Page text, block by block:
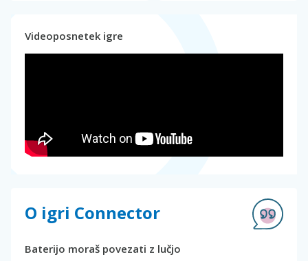
Videoposnetek igre
O igri Connector
Baterijo moraš povezati z lučjo